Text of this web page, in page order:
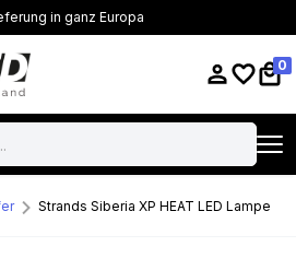
in ganz Europa
0
Strands Siberia XP HEAT LED Lampe